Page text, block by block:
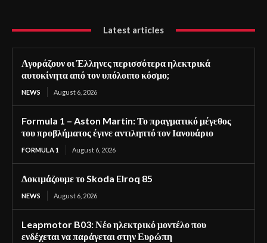
Latest articles
Αγοράζουν οι Έλληνες περισσότερα ηλεκτρικά
αυτοκίνητα από τον υπόλοιπο κόσμο;
NEWS August 6, 2026
Formula 1 – Aston Martin: Το πραγματικό μέγεθος
του προβλήματος έγινε αντιληπτό τον Ιανουάριο
FORMULA 1 August 6, 2026
Δοκιμάζουμε το Skoda Elroq 85
NEWS August 6, 2026
Leapmotor B03: Νέο ηλεκτρικό μοντέλο που
ενδέχεται να παράγεται στην Ευρώπη